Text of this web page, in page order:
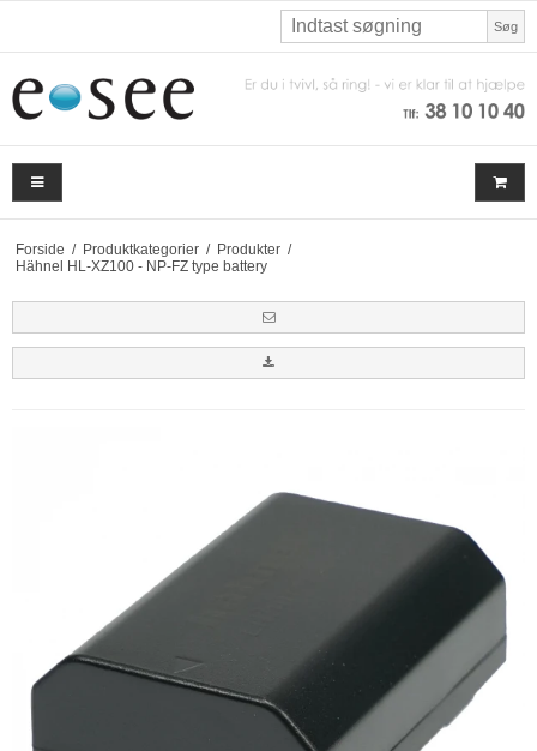
Søg
Forside / Produktkategorier / Produkter /
Hähnel HL-XZ100 - NP-FZ type battery